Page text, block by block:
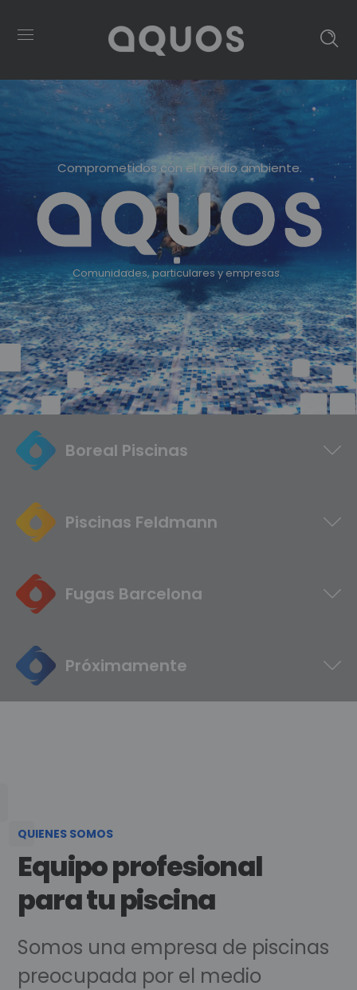
Comprometidos con el medio ambiente.
Comunidades, particulares y empresas.
Boreal Piscinas
Piscinas Feldmann
Fugas Barcelona
Próximamente
QUIENES SOMOS
Equipo profesional
para tu piscina
Somos una empresa de piscinas
preocupada por el medio